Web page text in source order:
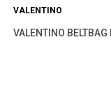
VALENTINO
VALENTINO